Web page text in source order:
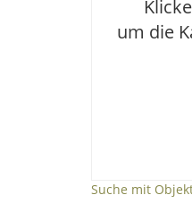
um die
Suche mit